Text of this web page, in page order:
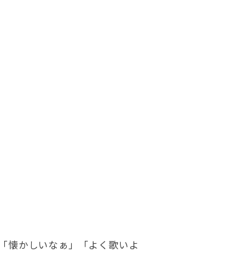
懐かしいなぁ」「よく歌いよ